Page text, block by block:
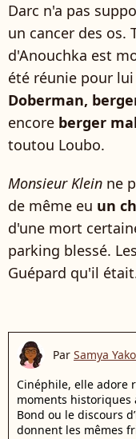
Darc n'a pas
un cancer des os.
d'Anouchka est
été réunie pour
Doberman,
encore berger
toutou Loubo.
Monsieur Klein ne
de même eu un
d'une mort
parking blessé.
Guépard qu'il
Par Samya
Cinéphile, elle adore
moments historiques
Bond ou le discours
donnent les mêmes